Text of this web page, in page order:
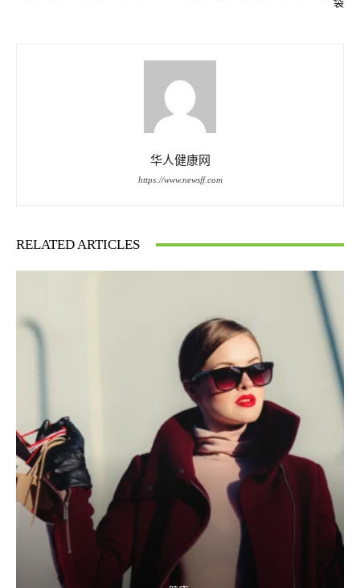
袋
华人健康网
https://www.newsff.com
RELATED ARTICLES